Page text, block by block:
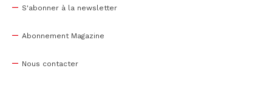
S'abonner à la newsletter
Abonnement Magazine
Nous contacter